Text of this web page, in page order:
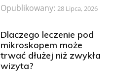
Opublikowany:28 Lipca, 2026
Dlaczego leczenie pod
mikroskopem może
trwać dłużej niż zwykła
wizyta?